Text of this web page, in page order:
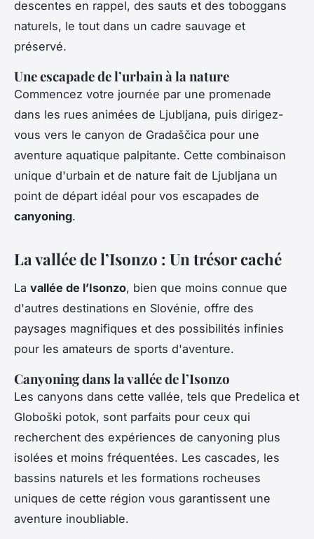
descentes en rappel, des sauts et des toboggans
naturels, le tout dans un cadre sauvage et
préservé.
Une escapade de l’urbain à la nature
Commencez votre journée par une promenade
dans les rues animées de Ljubljana, puis dirigez-
vous vers le canyon de Gradaščica pour une
aventure aquatique palpitante. Cette combinaison
unique d'urbain et de nature fait de Ljubljana un
point de départ idéal pour vos escapades de
canyoning.
La vallée de l’Isonzo : Un trésor caché
La vallée de l’Isonzo, bien que moins connue que
d'autres destinations en Slovénie, offre des
paysages magnifiques et des possibilités infinies
pour les amateurs de sports d'aventure.
Canyoning dans la vallée de l’Isonzo
Les canyons dans cette vallée, tels que Predelica et
Globoški potok, sont parfaits pour ceux qui
recherchent des expériences de canyoning plus
isolées et moins fréquentées. Les cascades, les
bassins naturels et les formations rocheuses
uniques de cette région vous garantissent une
aventure inoubliable.